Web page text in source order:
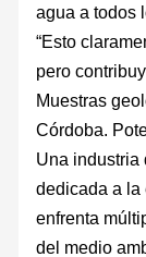
agua a todos
“Esto
pero
Muestras
Córdoba.
Una industria
dedicada a la
enfrenta
del medio